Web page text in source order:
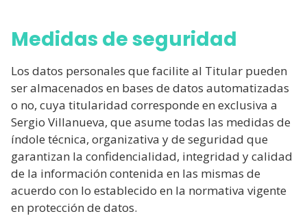
Medidas de seguridad
Los datos personales que facilite al Titular pueden
ser almacenados en bases de datos automatizadas
o no, cuya titularidad corresponde en exclusiva a
Sergio Villanueva, que asume todas las medidas de
índole técnica, organizativa y de seguridad que
garantizan la confidencialidad, integridad y calidad
de la información contenida en las mismas de
acuerdo con lo establecido en la normativa vigente
en protección de datos.